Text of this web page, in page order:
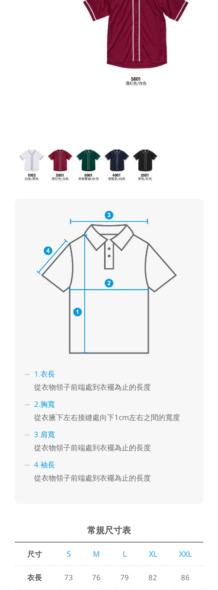
1.衣長
從衣物領子前端處到衣襬為止的長度
2.胸寬
從衣腋下左右接縫處向下1cm左右之間的寬度
3.肩寬
從衣物領子前端處到衣襬為止的長度
4.袖長
從衣物領子前端處到衣襬為止的長度
常規尺寸表
尺寸 S M L XL XXL
衣長 73 76 79 82 86